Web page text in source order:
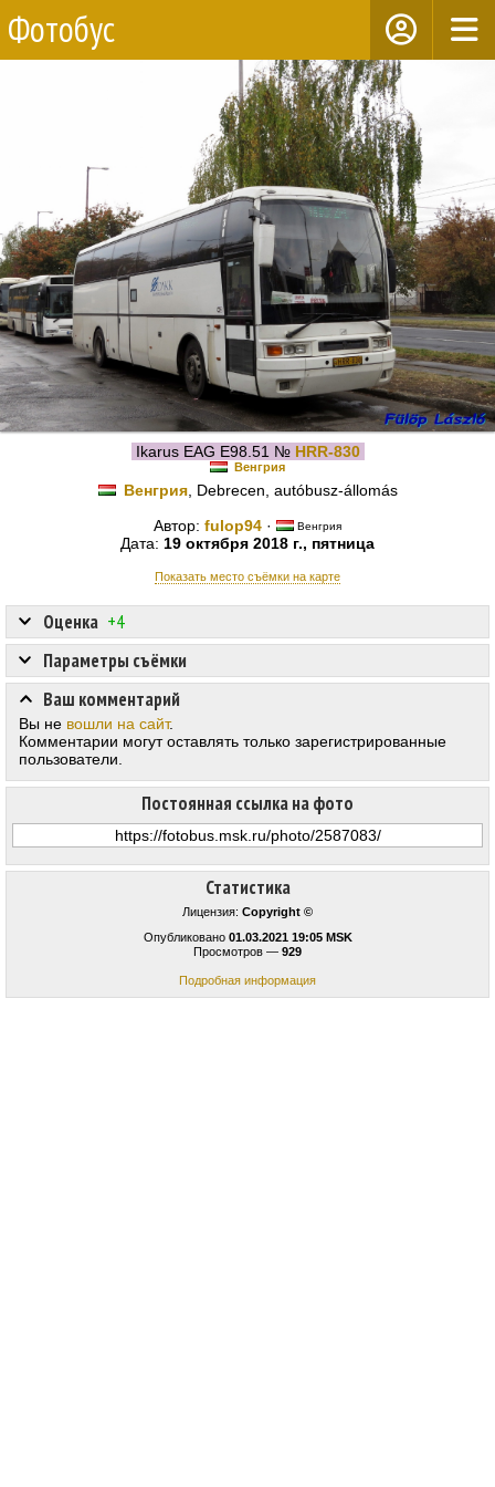
Фотобус
Ikarus EAG E98.51 № HRR-830
Венгрия
Венгрия, Debrecen, autóbusz-állomás
Автор: fulop94 · Венгрия
Дата: 19 октября 2018 г., пятница
Показать место съёмки на карте
Статистика
Лицензия: Copyright ©
Опубликовано 01.03.2021 19:05 MSK
Просмотров — 929
Подробная информация
Оценка +4
Постоянная ссылка на фото
Параметры съёмки
Ваш комментарий
Вы не вошли на сайт.
Комментарии могут оставлять только зарегистрированные
пользователи.